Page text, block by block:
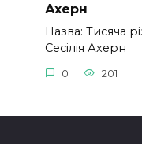
Ахерн
Назва: Тисяча
Сесілія Ахерн
0 201